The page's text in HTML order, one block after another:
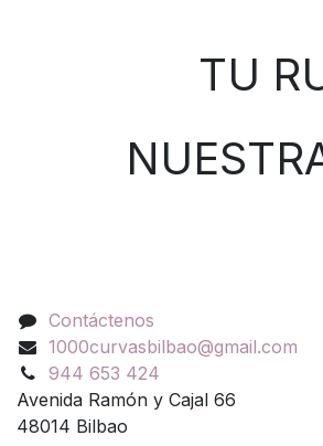
TU
NUESTRA
Contáctenos
1000curvasbilbao@gmail.com
944 653 424
Avenida Ramón y Cajal 66
48014 Bilbao